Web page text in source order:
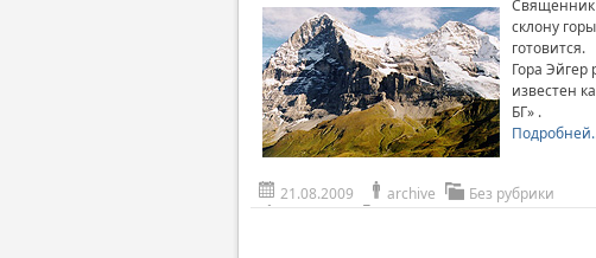
Священник
склону
готовится.
Гора
известен
БГ» .
21.08.2009 archive Без рубрики